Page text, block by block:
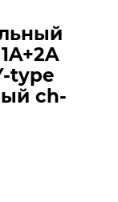
type
ch-